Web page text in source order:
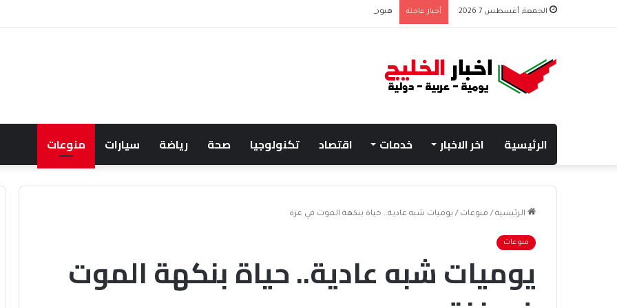
الجمعة, أغسطس 7 2026 أخبار عاجلة هبوط الأسهم والذهب وصعود النفط يعقّد مسار الفدرالي
الرئيسية اخر الاخبار خدمات اقتصاد تكنولوجيا صحة رياضة سيارات منوعات
الرئيسية / منوعات / يوميات شبه عادية.. حياة بنكهة الموت في غزة
منوعات
يوميات شبه عادية.. حياة بنكهة الموت